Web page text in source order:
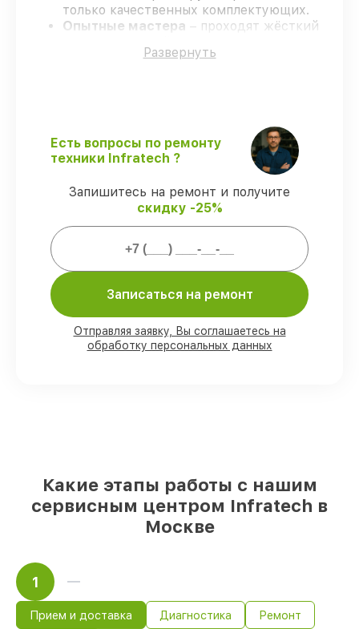
только качественных комплектующих.
Опытные мастера – проходят жёсткий
подтверждает уровень их
Гарантийное сопровождение – все
работы и запчасти защищены сервисной
Мы гарантируем:
заказов закрываем в присутствии
клиента
деталей Infratech есть в наличии в
мастерской или на складе в Москве,
остальные доставляются быстро
Подлинные запчасти Infratech и
Развернуть
Есть вопросы по ремонту
техники Infratech ?
Запишитесь на ремонт и получите
скидку -25%
Записаться на ремонт
Отправляя заявку, Вы соглашаетесь на
обработку персональных данных
Какие этапы работы с нашим
сервисным центром Infratech в
Москве
1
Прием и доставка Диагностика Ремонт